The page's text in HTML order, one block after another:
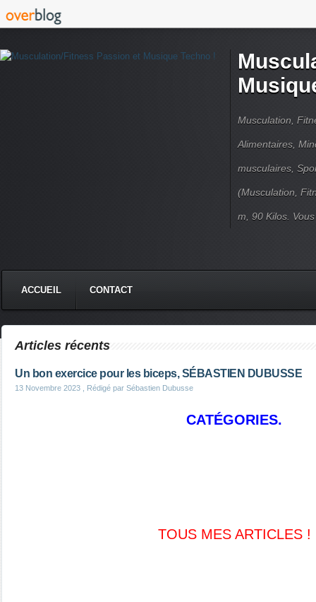
Musculation,
Alimentaires,
musculaires,
(Musculation,
m, 90 Kilos.
ACCUEIL CONTACT
Articles récents
Un bon exercice pour les biceps, SÉBASTIEN DUBUSSE
13 Novembre 2023 , Rédigé par Sébastien Dubusse
CATÉGORIES.
TOUS MES ARTICLES !